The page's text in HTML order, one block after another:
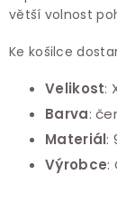
větší volnost
Ke košilce
Velikost:
Barva:
Materiál:
Výrobce: